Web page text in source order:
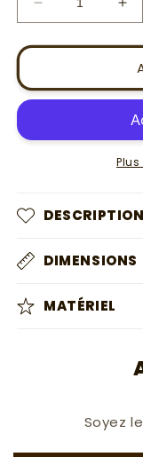
Réduire
la
quantité
Modèle
gilet
la
de
DESCRIPTION
DIMENSIONS
MATÉRIEL
Soyez